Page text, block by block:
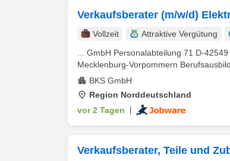
Verkaufsberater (m/w/d)
Vollzeit Attraktive Vergütung
... GmbH Personalabteilung 71 D-
Mecklenburg-Vorpommern
BKS GmbH
Region Norddeutschland
vor 2 Tagen
Verkaufsberater, Teile und